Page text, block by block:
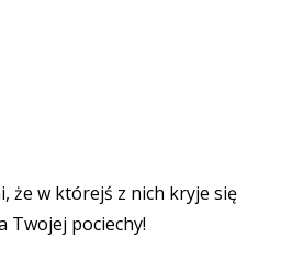
że w którejś z nich kryje się
Twojej pociechy!